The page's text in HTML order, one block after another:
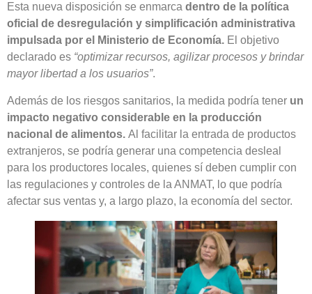
Esta nueva disposición se enmarca dentro de la política
oficial de desregulación y simplificación administrativa
impulsada por el Ministerio de Economía. El objetivo
declarado es “optimizar recursos, agilizar procesos y brindar
mayor libertad a los usuarios”.
Además de los riesgos sanitarios, la medida podría tener un
impacto negativo considerable en la producción
nacional de alimentos. Al facilitar la entrada de productos
extranjeros, se podría generar una competencia desleal
para los productores locales, quienes sí deben cumplir con
las regulaciones y controles de la ANMAT, lo que podría
afectar sus ventas y, a largo plazo, la economía del sector.